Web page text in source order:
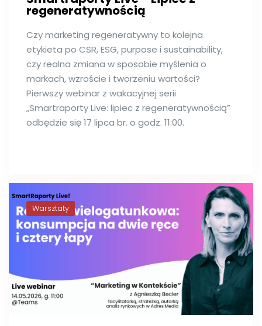
regeneratywnością
Czy marketing regeneratywny to kolejna
etykieta po CSR, ESG, purpose i sustainability,
czy realna zmiana w sposobie myślenia o
markach, wzroście i tworzeniu wartości?
Pierwszy webinar z wakacyjnej serii
„Smartraporty Live: lipiec z regeneratywnością”
odbędzie się 17 lipca br. o godz. 11:00.
Warsztaty